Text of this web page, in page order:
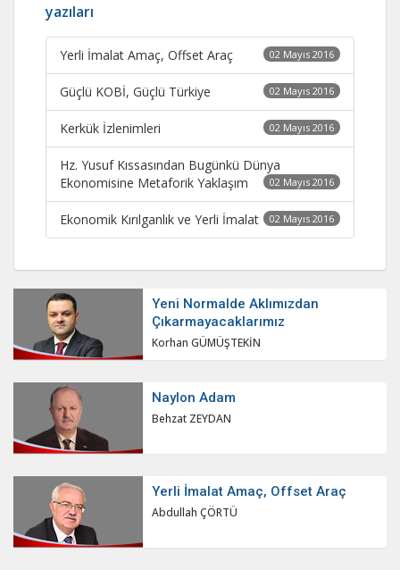
yazıları
Yerli İmalat Amaç, Offset Araç 02 Mayıs 2016
Güçlü KOBİ, Güçlü Türkiye 02 Mayıs 2016
Kerkük İzlenimleri 02 Mayıs 2016
Hz. Yusuf Kıssasından Bugünkü Dünya
Ekonomisine Metaforik Yaklaşım
02 Mayıs 2016
Ekonomik Kırılganlık ve Yerli İmalat 02 Mayıs 2016
Yeni Normalde Aklımızdan
Çıkarmayacaklarımız
Korhan GÜMÜŞTEKİN
Naylon Adam
Behzat ZEYDAN
Yerli İmalat Amaç, Offset Araç
Abdullah ÇÖRTÜ